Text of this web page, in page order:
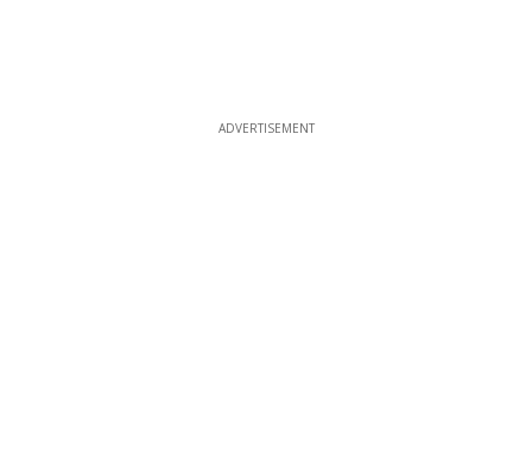
ADVERTISEMENT